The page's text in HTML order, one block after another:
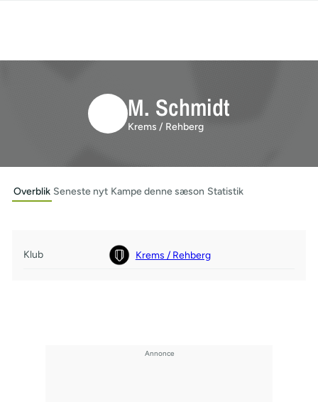
M. Schmidt
Krems / Rehberg
Overblik Seneste nyt Kampe denne sæson Statistik
Klub Krems / Rehberg